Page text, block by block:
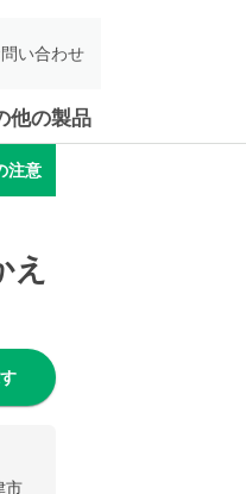
他の製品
い合わせ
注意
市